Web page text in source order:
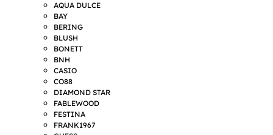
AQUA DULCE
BAY
BERING
BLUSH
BONETT
BNH
CASIO
CO88
DIAMOND STAR
FABLEWOOD
FESTINA
FRANK1967